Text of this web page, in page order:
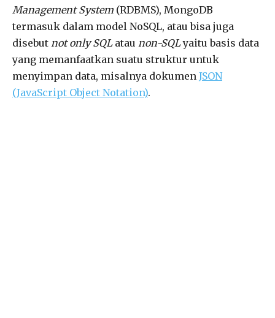
Management System (RDBMS), MongoDB
termasuk dalam model NoSQL, atau bisa juga
disebut not only SQL atau non-SQLyaitu basis data
yang memanfaatkan suatu struktur untuk
menyimpan data, misalnya dokumen JSON
(JavaScript Object Notation).